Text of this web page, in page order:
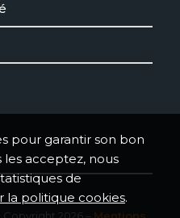
pour garantir son bon
acceptez, nous
de
la politique cookies.